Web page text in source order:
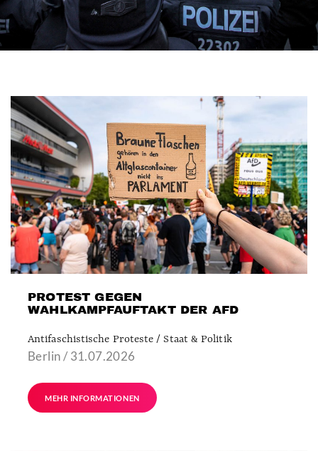
PROTEST GEGEN
WAHLKAMPFAUFTAKT DER AFD
Antifaschistische Proteste / Staat & Politik
Berlin / 31.07.2026
MEHR INFORMATIONEN